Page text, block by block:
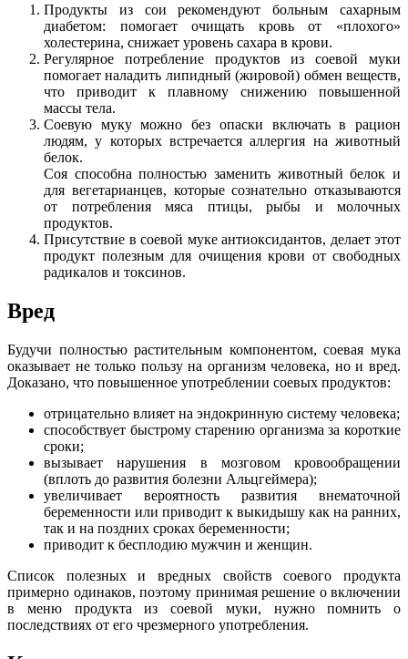
Продукты из сои рекомендуют больным сахарным
диабетом: помогает очищать кровь от «плохого»
холестерина, снижает уровень сахара в крови.
Регулярное потребление продуктов из соевой муки
помогает наладить липидный (жировой) обмен веществ,
что приводит к плавному снижению повышенной
массы тела.
Соевую муку можно без опаски включать в рацион
людям, у которых встречается аллергия на животный
белок.
Соя способна полностью заменить животный белок и
для вегетарианцев, которые сознательно отказываются
от потребления мяса птицы, рыбы и молочных
продуктов.
Присутствие в соевой муке антиоксидантов, делает этот
продукт полезным для очищения крови от свободных
радикалов и токсинов.
Вред
Будучи полностью растительным компонентом, соевая мука
оказывает не только пользу на организм человека, но и вред.
Доказано, что повышенное употреблении соевых продуктов:
отрицательно влияет на эндокринную систему человека;
способствует быстрому старению организма за короткие
сроки;
вызывает нарушения в мозговом кровообращении
(вплоть до развития болезни Альцгеймера);
увеличивает вероятность развития внематочной
беременности или приводит к выкидышу как на ранних,
так и на поздних сроках беременности;
приводит к бесплодию мужчин и женщин.
Список полезных и вредных свойств соевого продукта
примерно одинаков, поэтому принимая решение о включении
в меню продукта из соевой муки, нужно помнить о
последствиях от его чрезмерного употребления.